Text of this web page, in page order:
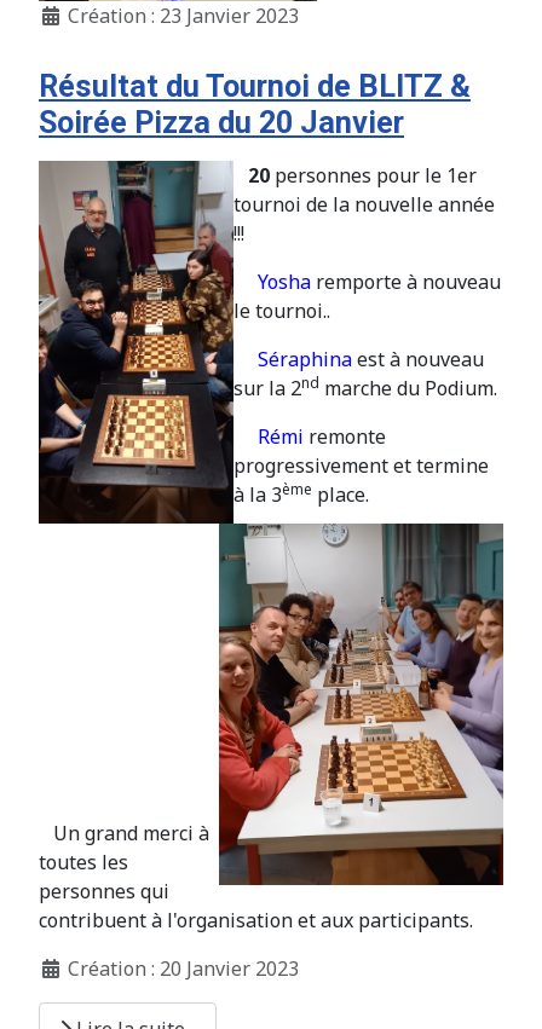
Création : 23 Janvier 2023
Résultat du Tournoi de BLITZ &
Soirée Pizza du 20 Janvier
20 personnes pour le 1er
tournoi de la nouvelle année
!!!
Yosha remporte à nouveau
le tournoi..
Séraphinaest à nouveau
sur la 2nd marche du Podium.
Rémi remonte
progressivement et termine
à la 3ème place.
Un grand merci à
toutes les
personnes qui
contribuent à l'organisation et aux participants.
Création : 20 Janvier 2023